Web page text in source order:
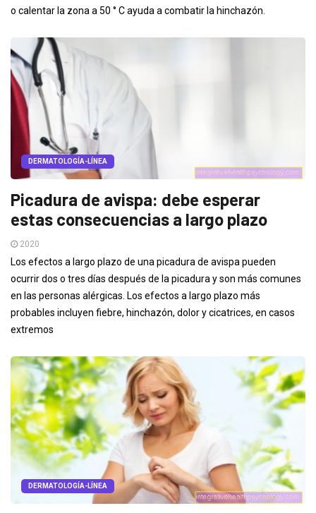
o calentar la zona a 50 ° C ayuda a combatir la hinchazón.
DERMATOLOGÍA-LÍNEA
Picadura de avispa: debe esperar
estas consecuencias a largo plazo
2020
Los efectos a largo plazo de una picadura de avispa pueden
ocurrir dos o tres días después de la picadura y son más comunes
en las personas alérgicas. Los efectos a largo plazo más
probables incluyen fiebre, hinchazón, dolor y cicatrices, en casos
extremos
DERMATOLOGÍA-LÍNEA